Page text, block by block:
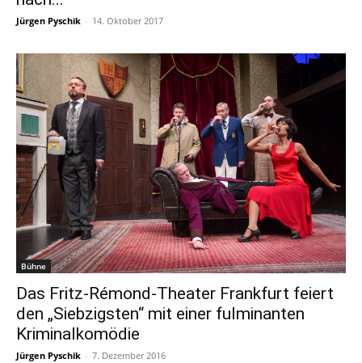
Jürgen Pyschik - 14. Oktober 2017
Bühne
Das Fritz-Rémond-Theater Frankfurt feiert
den „Siebzigsten“ mit einer fulminanten
Kriminalkomödie
Jürgen Pyschik - 7. Dezember 2016